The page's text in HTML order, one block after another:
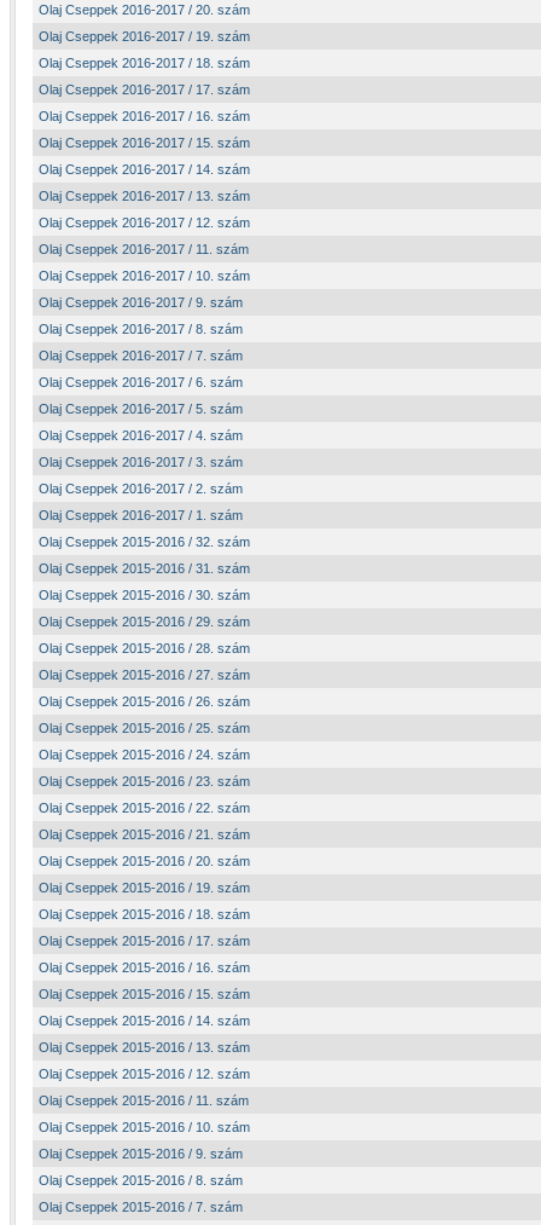
Olaj Cseppek 2016-2017 / 20. szám
Olaj Cseppek 2016-2017 / 19. szám
Olaj Cseppek 2016-2017 / 18. szám
Olaj Cseppek 2016-2017 / 17. szám
Olaj Cseppek 2016-2017 / 16. szám
Olaj Cseppek 2016-2017 / 15. szám
Olaj Cseppek 2016-2017 / 14. szám
Olaj Cseppek 2016-2017 / 13. szám
Olaj Cseppek 2016-2017 / 12. szám
Olaj Cseppek 2016-2017 / 11. szám
Olaj Cseppek 2016-2017 / 10. szám
Olaj Cseppek 2016-2017 / 9. szám
Olaj Cseppek 2016-2017 / 8. szám
Olaj Cseppek 2016-2017 / 7. szám
Olaj Cseppek 2016-2017 / 6. szám
Olaj Cseppek 2016-2017 / 5. szám
Olaj Cseppek 2016-2017 / 4. szám
Olaj Cseppek 2016-2017 / 3. szám
Olaj Cseppek 2016-2017 / 2. szám
Olaj Cseppek 2016-2017 / 1. szám
Olaj Cseppek 2015-2016 / 32. szám
Olaj Cseppek 2015-2016 / 31. szám
Olaj Cseppek 2015-2016 / 30. szám
Olaj Cseppek 2015-2016 / 29. szám
Olaj Cseppek 2015-2016 / 28. szám
Olaj Cseppek 2015-2016 / 27. szám
Olaj Cseppek 2015-2016 / 26. szám
Olaj Cseppek 2015-2016 / 25. szám
Olaj Cseppek 2015-2016 / 24. szám
Olaj Cseppek 2015-2016 / 23. szám
Olaj Cseppek 2015-2016 / 22. szám
Olaj Cseppek 2015-2016 / 21. szám
Olaj Cseppek 2015-2016 / 20. szám
Olaj Cseppek 2015-2016 / 19. szám
Olaj Cseppek 2015-2016 / 18. szám
Olaj Cseppek 2015-2016 / 17. szám
Olaj Cseppek 2015-2016 / 16. szám
Olaj Cseppek 2015-2016 / 15. szám
Olaj Cseppek 2015-2016 / 14. szám
Olaj Cseppek 2015-2016 / 13. szám
Olaj Cseppek 2015-2016 / 12. szám
Olaj Cseppek 2015-2016 / 11. szám
Olaj Cseppek 2015-2016 / 10. szám
Olaj Cseppek 2015-2016 / 9. szám
Olaj Cseppek 2015-2016 / 8. szám
Olaj Cseppek 2015-2016 / 7. szám